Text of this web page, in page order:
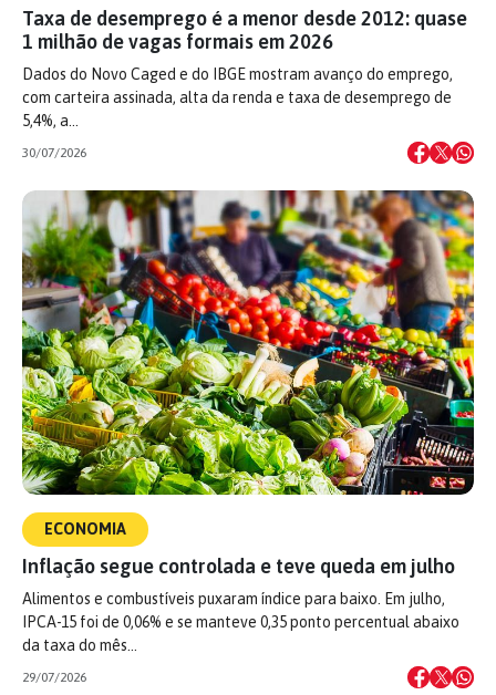
Taxa de desemprego é a menor desde 2012: quase
1 milhão de vagas formais em 2026
Dados do Novo Caged e do IBGE mostram avanço do emprego,
com carteira assinada, alta da renda e taxa de desemprego de
5,4%, a…
30/07/2026
ECONOMIA
Inflação segue controlada e teve queda em julho
Alimentos e combustíveis puxaram índice para baixo. Em julho,
IPCA-15 foi de 0,06% e se manteve 0,35 ponto percentual abaixo
da taxa do mês…
29/07/2026